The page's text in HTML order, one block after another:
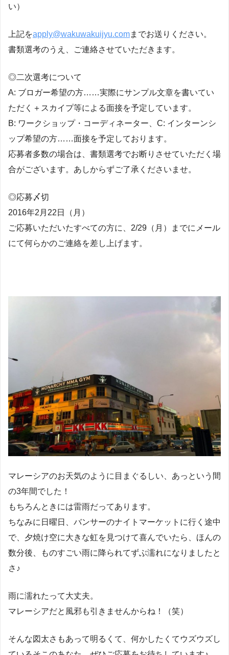
い）
上記をapply@wakuwakuijyu.comまでお送りください。
書類選考のうえ、ご連絡させていただきます。
◎二次選考について
A: ブロガー希望の方……実際にサンプル文章を書いてい
ただく＋スカイプ等による面接を予定しています。
B: ワークショップ・コーディネーター、C: インターンシ
ップ希望の方……面接を予定しております。
応募者多数の場合は、書類選考でお断りさせていただく場
合がございます。あしからずご了承くださいませ。
◎応募〆切
2016年2月22日（月）
ご応募いただいたすべての方に、2/29（月）までにメール
にて何らかのご連絡を差し上げます。
マレーシアのお天気のように目まぐるしい、あっという間
の3年間でした！
もちろんときには雷雨だってあります。
ちなみに日曜日、バンサーのナイトマーケットに行く途中
で、夕焼け空に大きな虹を見つけて喜んでいたら、ほんの
数分後、ものすごい雨に降られてずぶ濡れになりましたと
さ♪
雨に濡れたって大丈夫。
マレーシアだと風邪も引きませんからね！（笑）
そんな図太さもあって明るくて、何かしたくてウズウズし